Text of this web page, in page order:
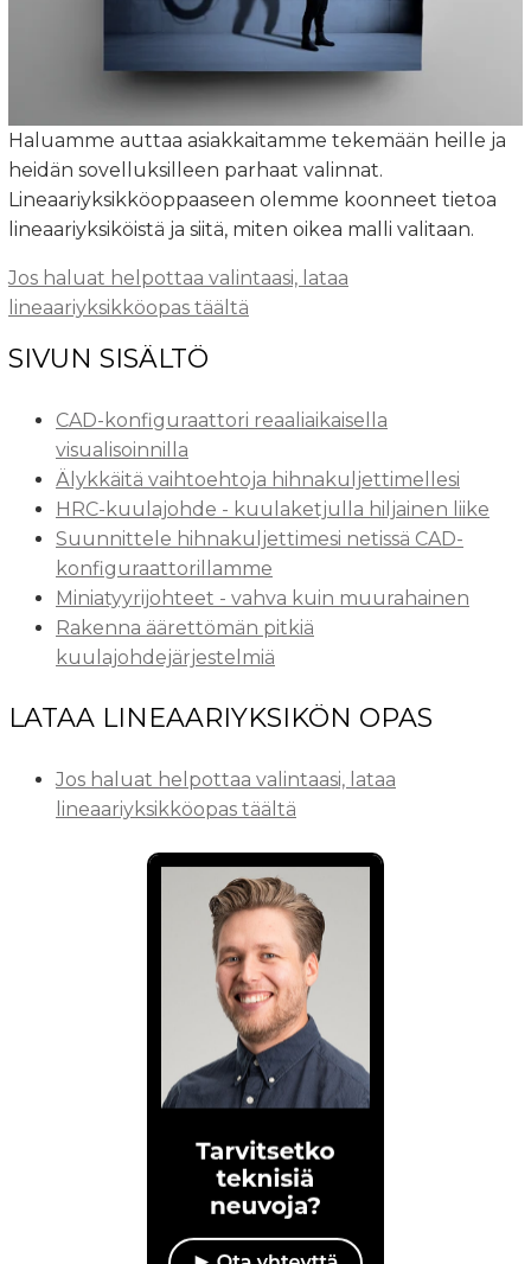
Haluamme auttaa asiakkaitamme tekemään heille ja
heidän sovelluksilleen parhaat valinnat.
Lineaariyksikköoppaaseen olemme koonneet tietoa
lineaariyksiköistä ja siitä, miten oikea malli valitaan.
Jos haluat helpottaa valintaasi, lataa
lineaariyksikköopas täältä
SIVUN SISÄLTÖ
CAD-konfiguraattori reaaliaikaisella
visualisoinnilla
Älykkäitä vaihtoehtoja hihnakuljettimellesi
HRC-kuulajohde - kuulaketjulla hiljainen liike
Suunnittele hihnakuljettimesi netissä CAD-
konfiguraattorillamme
Miniatyyrijohteet - vahva kuin muurahainen
Rakenna äärettömän pitkiä
kuulajohdejärjestelmiä
LATAA LINEAARIYKSIKÖN OPAS
Jos haluat helpottaa valintaasi, lataa
lineaariyksikköopas täältä